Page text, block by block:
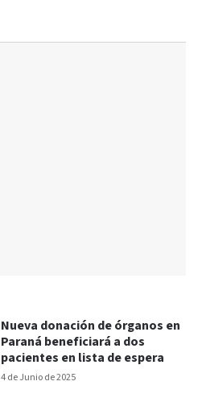
4 de Junio de 2025
Nueva donación de órganos en
Paraná beneficiará a dos
pacientes en lista de espera